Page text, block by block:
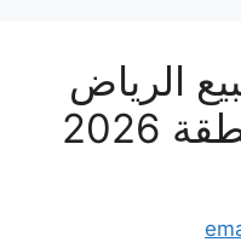
الرياض
الأرخص في المنطقة 2026